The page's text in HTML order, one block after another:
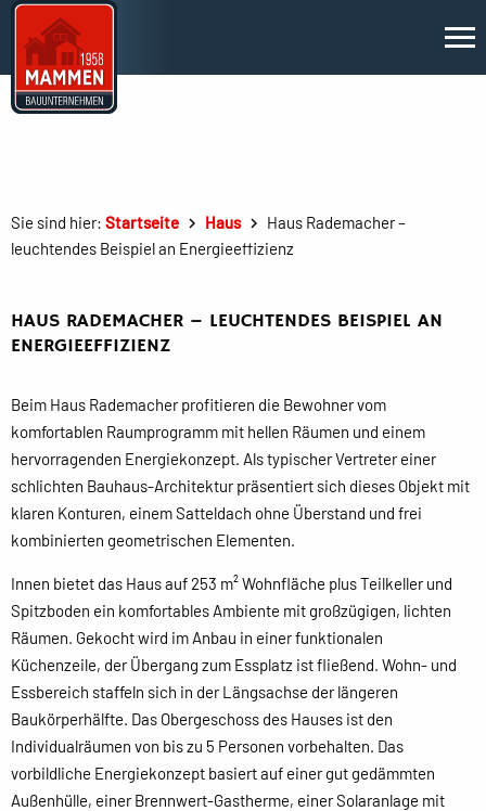
Sie sind hier: Startseite Haus
Haus Rademacher –
leuchtendes Beispiel an Energieeffizienz
HAUS RADEMACHER – LEUCHTENDES BEISPIEL AN
ENERGIEEFFIZIENZ
Beim Haus Rademacher profitieren die Bewohner vom
komfortablen Raumprogramm mit hellen Räumen und einem
hervorragenden Energiekonzept. Als typischer Vertreter einer
schlichten Bauhaus-Architektur präsentiert sich dieses Objekt mit
klaren Konturen, einem Satteldach ohne Überstand und frei
kombinierten geometrischen Elementen.
Innen bietet das Haus auf 253 m² Wohnfläche plus Teilkeller und
Spitzboden ein komfortables Ambiente mit großzügigen, lichten
Räumen. Gekocht wird im Anbau in einer funktionalen
Küchenzeile, der Übergang zum Essplatz ist fließend. Wohn- und
Essbereich staffeln sich in der Längsachse der längeren
Baukörperhälfte. Das Obergeschoss des Hauses ist den
Individualräumen von bis zu 5 Personen vorbehalten. Das
vorbildliche Energiekonzept basiert auf einer gut gedämmten
Außenhülle, einer Brennwert-Gastherme, einer Solaranlage mit